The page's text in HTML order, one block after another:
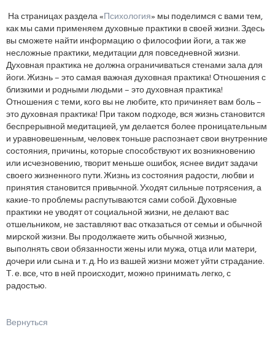
На страницах раздела «Психология» мы поделимся с вами тем,
как мы сами применяем духовные практики в своей жизни. Здесь
вы сможете найти информацию о философии йоги, а так же
несложные практики, медитации для повседневной жизни.
Духовная практика не должна ограничиваться стенами зала для
йоги. Жизнь – это самая важная духовная практика! Отношения с
близкими и родными людьми – это духовная практика!
Отношения с теми, кого вы не любите, кто причиняет вам боль –
это духовная практика! При таком подходе, вся жизнь становится
беспрерывной медитацией, ум делается более проницательным
и уравновешенным, человек тоньше распознает свои внутренние
состояния, причины, которые способствуют их возникновению
или исчезновению, творит меньше ошибок, яснее видит задачи
своего жизненного пути. Жизнь из состояния радости, любви и
принятия становится привычной. Уходят сильные потрясения, а
какие-то проблемы распутываются сами собой. Духовные
практики не уводят от социальной жизни, не делают вас
отшельником, не заставляют вас отказаться от семьи и обычной
мирской жизни. Вы продолжаете жить обычной жизнью,
выполнять свои обязанности жены или мужа, отца или матери,
дочери или сына и т. д. Но из вашей жизни может уйти страдание.
Т. е. все, что в ней происходит, можно принимать легко, с
радостью.
Вернуться